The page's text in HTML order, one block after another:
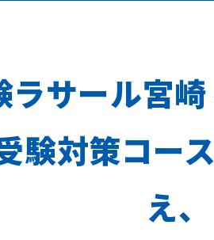
ラサール宮崎
験対策コー
え、